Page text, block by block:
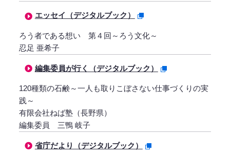
エッセイ（デジタルブック）
ろう者である想い 第４回～ろう文化～
忍足 亜希子
編集委員が行く（デジタルブック）
120種類の石鹸～一人も取りこぼさない仕事づくりの実
践～
有限会社ねば塾（長野県）
編集委員 三鴨 岐子
省庁だより（デジタルブック）